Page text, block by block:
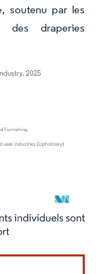
soutenu par les
des draperies
attribution sous CC BY